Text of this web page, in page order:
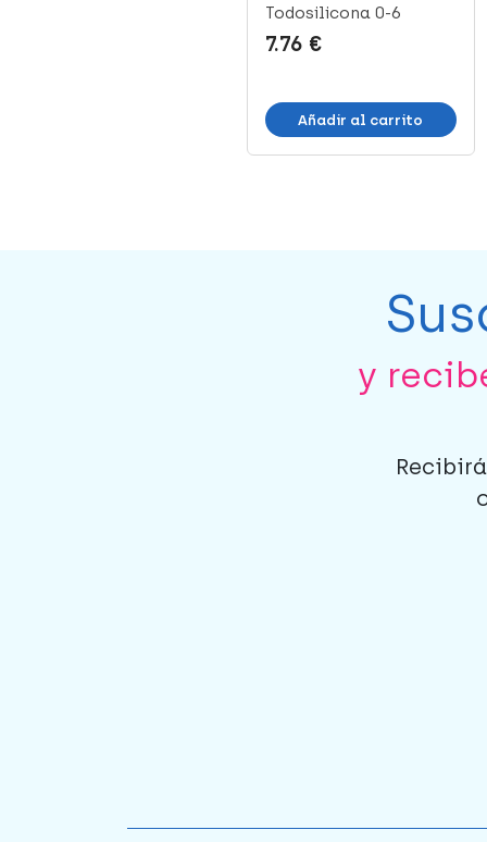
Todosilicona 0-6
Meses, 1 Ud
7.76 €
Añadir al carrito
y